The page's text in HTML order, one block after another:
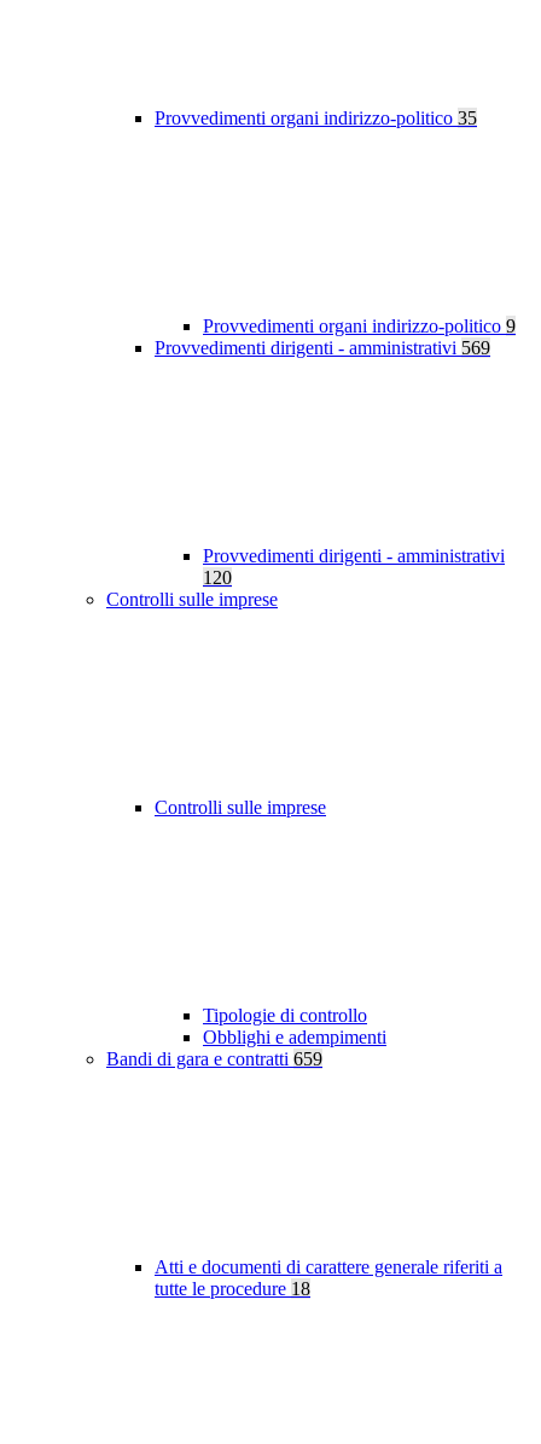
Provvedimenti organi indirizzo-politico 35
Provvedimenti organi indirizzo-politico 9
Provvedimenti dirigenti - amministrativi 569
Provvedimenti dirigenti - amministrativi
120
Controlli sulle imprese
Controlli sulle imprese
Tipologie di controllo
Obblighi e adempimenti
Bandi di gara e contratti 659
Atti e documenti di carattere generale riferiti a
tutte le procedure 18